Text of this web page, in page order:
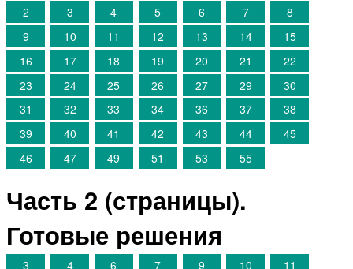
2 3 4 5 6 7
8
9
10 11 12 13 14
15
16
17 18 19 20 21
22
23
24 25 26 27 29
30
31
32 33 34 36 37
38
39
40 41 42 43 44
45
46
47 49 51 53 55
Часть 2 (страницы).
Готовые решения
3 4 6 7 9 10
11